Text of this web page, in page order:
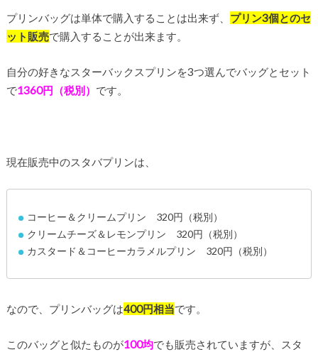
プリンバッグは単体で購入することは出来ず、 プリン3個とのセ
ット販売で購入することが出来ます。
自分の好きなスターバックスプリンを3つ選んでバッグとセット
で1360円（税別） です。
現在販売中のスタバプリンは、
コーヒー＆クリームプリン 320円（税別）
クリームチーズ＆レモンプリン 320円（税別）
カスタード＆コーヒーカラメルプリン 320円（税別）
なので、プリンバッグは400円相当です。
このバッグと似たものが100均でも販売されていますが、スタ